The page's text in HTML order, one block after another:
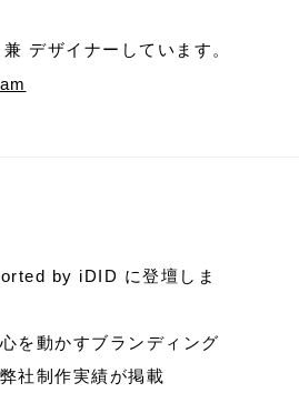
デザイナーしています。
by iDID に登壇しま
を動かすブランディング
社制作実績が掲載